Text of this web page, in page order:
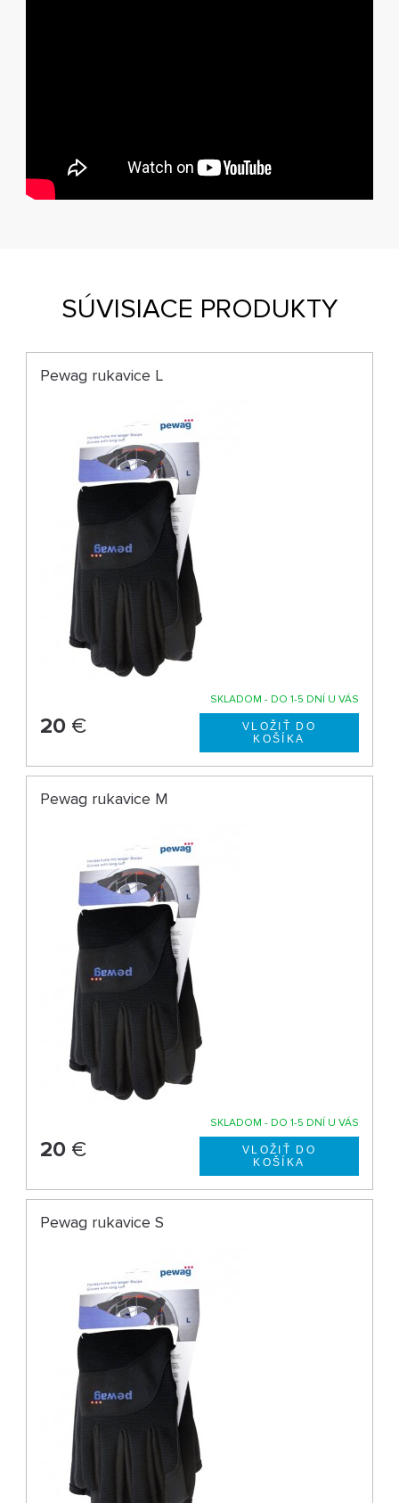
SÚVISIACE PRODUKTY
Pewag rukavice L
SKLADOM - DO 1-5 DNÍ U VÁS
20 €
Pewag rukavice M
SKLADOM - DO 1-5 DNÍ U VÁS
20 €
Pewag rukavice S